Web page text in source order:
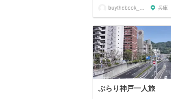
buythebook_mmm_ 兵庫
ぶらり神戸一人旅